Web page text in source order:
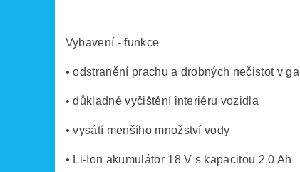
Vybavení - funkce
• odstranění prachu a drobných nečistot v
• důkladné vyčištění interiéru vozidla
• vysátí menšího množství vody
• Li-Ion akumulátor 18 V s kapacitou 2,0 Ah